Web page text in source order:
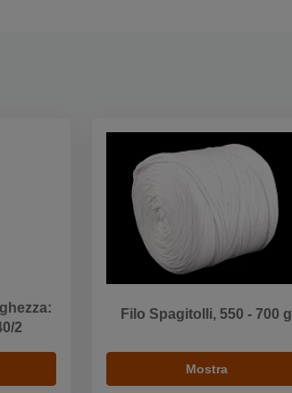
2
Filo Spagitolli, 550 - 700 g
Mostra